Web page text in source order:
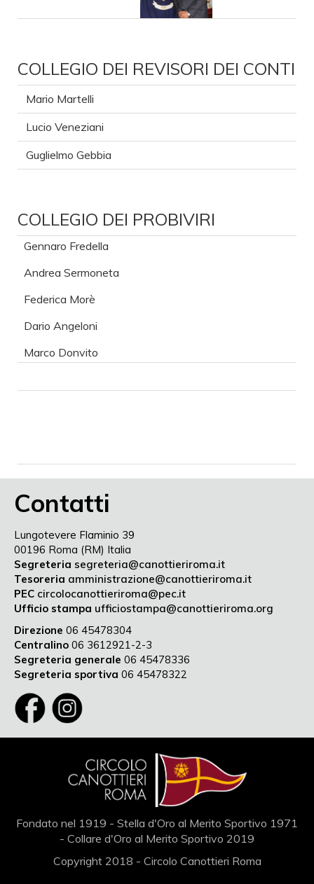
COLLEGIO DEI REVISORI DEI CONTI
Mario Martelli
Lucio Veneziani
Guglielmo Gebbia
COLLEGIO DEI PROBIVIRI
Gennaro Fredella
Andrea Sermoneta
Federica Morè
Dario Angeloni
Marco Donvito
Contatti
Lungotevere Flaminio 39
00196 Roma (RM) Italia
Segreteria segreteria@canottieriroma.it
Tesoreria amministrazione@canottieriroma.it
PEC circolocanottieriroma@pec.it
Ufficio stampa ufficiostampa@canottieriroma.org
Direzione 06 45478304
Centralino 06 3612921-2-3
Segreteria generale 06 45478336
Segreteria sportiva 06 45478322
Fondato nel 1919 - Stella d'Oro al Merito Sportivo 1971
- Collare d'Oro al Merito Sportivo 2019
Copyright 2018 - Circolo Canottieri Roma